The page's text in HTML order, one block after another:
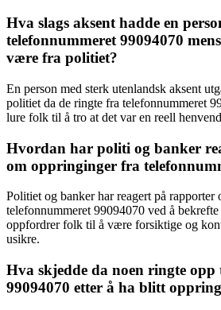
Hva slags aksent hadde en
telefonnummeret 99094070
være fra politiet?
En person med sterk utenlandsk aksent
politiet da de ringte fra telefonnummeret
lure folk til å tro at det var en reell
Hvordan har politi og banker
om oppringinger fra
Politiet og banker har reagert på rapporter
telefonnummeret 99094070 ved å
oppfordrer folk til å være forsiktige og
usikre.
Hva skjedde da noen ringte opp
99094070 etter å ha blitt